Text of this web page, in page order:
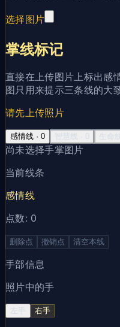
选择图片
掌线标记
直接在上传图片上标出感
图只用来提示三条线的大
请先上传照片
感情线 · 0 智慧线 0 生命线
尚未选择手掌图片
当前线条
感情线
点数: 0
删除点 撤销点 清空本线
手部信息
照片中的手
左手 右手